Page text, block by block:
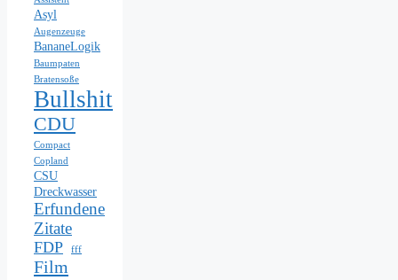
Asyl
Augenzeuge
BananeLogik
Baumpaten
Bratensoße
Bullshit
CDU
Compact
Copland
CSU
Dreckwasser
Erfundene
Zitate
FDP fff
Film